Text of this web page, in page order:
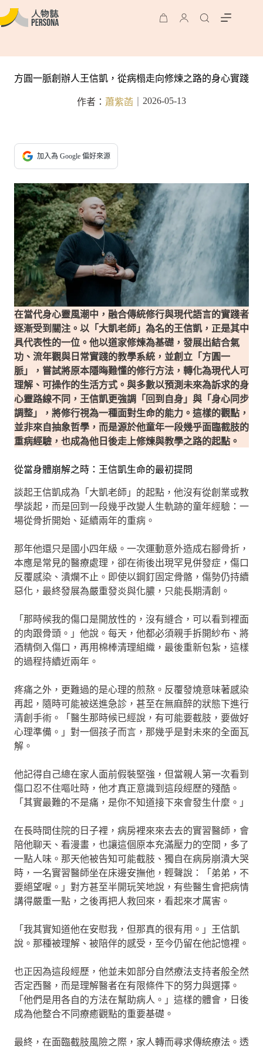
方圓一脈創辦人王信凱，從病榻走向修煉之路的身心實踐
作者： 蕭紫菡 2026-05-13
加入為 Google 偏好來源
在當代身心靈風潮中，融合傳統修行與現代語言的實踐者
逐漸受到關注。以「大凱老師」為名的王信凱，正是其中
具代表性的一位。他以道家修煉為基礎，發展出結合氣
功、流年觀與日常實踐的教學系統，並創立「方圓一
脈」，嘗試將原本隱晦難懂的修行方法，轉化為現代人可
理解、可操作的生活方式。與多數以預測未來為訴求的身
心靈路線不同，王信凱更強調「回到自身」與「身心同步
調整」，將修行視為一種面對生命的能力。這樣的觀點，
並非來自抽象哲學，而是源於他童年一段幾乎面臨截肢的
重病經驗，也成為他日後走上修煉與教學之路的起點。
從當身體崩解之時：王信凱生命的最初提問
談起王信凱成為「大凱老師」的起點，他沒有從創業或教
學談起，而是回到一段幾乎改變人生軌跡的童年經驗：一
場從骨折開始、延續兩年的重病。
那年他還只是國小四年級。一次運動意外造成右腳骨折，
本應是常見的醫療處理，卻在術後出現罕見併發症，傷口
反覆感染、潰爛不止。即使以鋼釘固定骨骼，傷勢仍持續
惡化，最終發展為嚴重發炎與化膿，只能長期清創。
「那時候我的傷口是開放性的，沒有縫合，可以看到裡面
的肉跟骨頭。」他說。每天，他都必須親手拆開紗布、將
酒精倒入傷口，再用棉棒清理組織，最後重新包紮，這樣
的過程持續近兩年。
疼痛之外，更難過的是心理的煎熬。反覆發燒意味著感染
再起，隨時可能被送進急診，甚至在無麻醉的狀態下進行
清創手術。「醫生那時候已經說，有可能要截肢，要做好
心理準備。」對一個孩子而言，那幾乎是對未來的全面瓦
解。
他記得自己總在家人面前假裝堅強，但當親人第一次看到
傷口忍不住嘔吐時，他才真正意識到這段經歷的殘酷。
「其實最難的不是痛，是你不知道接下來會發生什麼。」
在長時間住院的日子裡，病房裡來來去去的實習醫師，會
陪他聊天、看漫畫，也讓這個原本充滿壓力的空間，多了
一點人味。那天他被告知可能截肢、獨自在病房崩潰大哭
時，一名實習醫師坐在床邊安撫他，輕聲說：「弟弟，不
要絕望喔。」對方甚至半開玩笑地說，有些醫生會把病情
講得嚴重一點，之後再把人救回來，看起來才厲害。
「我其實知道他在安慰我，但那真的很有用。」王信凱
說。那種被理解、被陪伴的感受，至今仍留在他記憶裡。
也正因為這段經歷，他並未如部分自然療法支持者般全然
否定西醫，而是理解醫者在有限條件下的努力與選擇。
「他們是用各自的方法在幫助病人。」這樣的體會，日後
成為他整合不同療癒觀點的重要基礎。
最終，在面臨截肢風險之際，家人轉而尋求傳統療法。透